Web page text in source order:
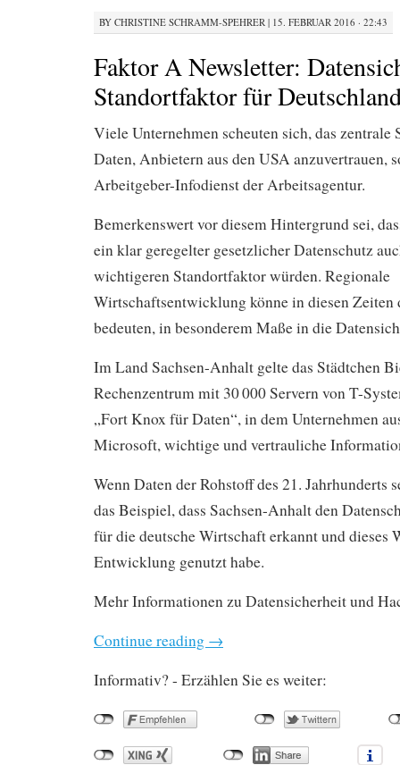
BY CHRISTINE SCHRAMM-SPEHRER | 15. FEBRUAR 2016 · 22:43
Faktor A Newsletter:
Standortfaktor für
Viele Unternehmen scheuten sich, das
Daten, Anbietern aus den USA anzuvertrauen,
Arbeitgeber-Infodienst der Arbeitsagentur.
Bemerkenswert vor diesem Hintergrund sei,
ein klar geregelter gesetzlicher Datenschutz
wichtigeren Standortfaktor würden. Regionale
Wirtschaftsentwicklung könne in diesen Zeiten
bedeuten, in besonderem Maße in die
Im Land Sachsen-Anhalt gelte das Städtchen
Rechenzentrum mit 30 000 Servern von T-
„Fort Knox für Daten“, in dem Unternehmen
Microsoft, wichtige und vertrauliche
Wenn Daten der Rohstoff des 21. Jahrhunderts
das Beispiel, dass Sachsen-Anhalt den
für die deutsche Wirtschaft erkannt und dieses
Entwicklung genutzt habe.
Mehr Informationen zu Datensicherheit und
Continue reading →
Informativ? - Erzählen Sie es weiter: